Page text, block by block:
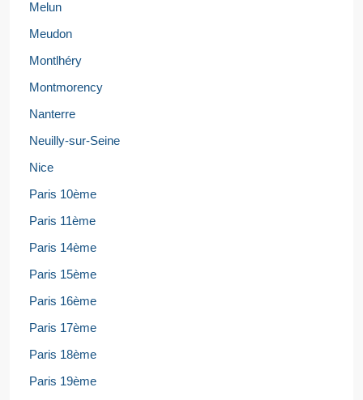
Melun
Meudon
Montlhéry
Montmorency
Nanterre
Neuilly-sur-Seine
Nice
Paris 10ème
Paris 11ème
Paris 14ème
Paris 15ème
Paris 16ème
Paris 17ème
Paris 18ème
Paris 19ème